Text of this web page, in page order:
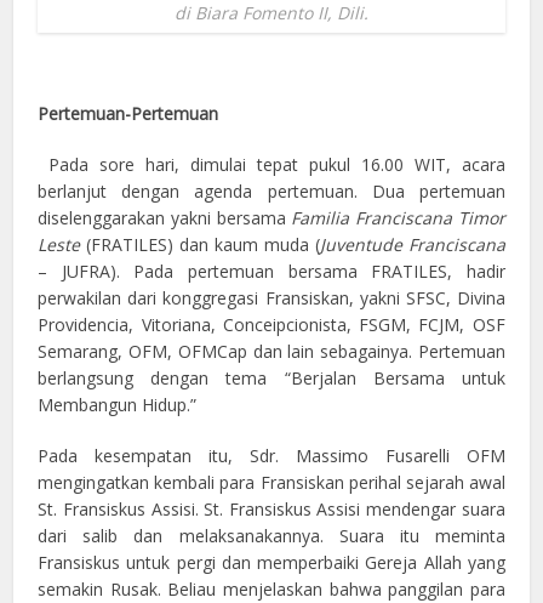
di Biara Fomento II, Dili.
Pertemuan-Pertemuan
Pada sore hari, dimulai tepat pukul 16.00 WIT, acara
berlanjut dengan agenda pertemuan. Dua pertemuan
diselenggarakan yakni bersama Familia Franciscana Timor
Leste(FRATILES) dan kaum muda (Juventude Franciscana
– JUFRA). Pada pertemuan bersama FRATILES, hadir
perwakilan dari konggregasi Fransiskan, yakni SFSC, Divina
Providencia, Vitoriana, Conceipcionista, FSGM, FCJM, OSF
Semarang, OFM, OFMCap dan lain sebagainya. Pertemuan
berlangsung dengan tema “Berjalan Bersama untuk
Membangun Hidup.”
Pada kesempatan itu, Sdr. Massimo Fusarelli OFM
mengingatkan kembali para Fransiskan perihal sejarah awal
St. Fransiskus Assisi. St. Fransiskus Assisi mendengar suara
dari salib dan melaksanakannya. Suara itu meminta
Fransiskus untuk pergi dan memperbaiki Gereja Allah yang
semakin Rusak. Beliau menjelaskan bahwa panggilan para